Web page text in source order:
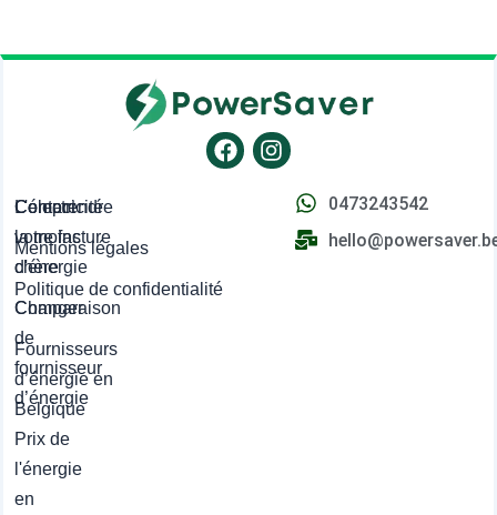
FacebookInstagram
L'électricité
la moins
chère
Comparaison
Fournisseurs
d’énergie en
Belgique
Comprendre
votre facture
d'énergie
Changer
de
fournisseur
d’énergie
Prix de
l'énergie
en
Contact
Mentions légales
Politique de confidentialité
0473243542